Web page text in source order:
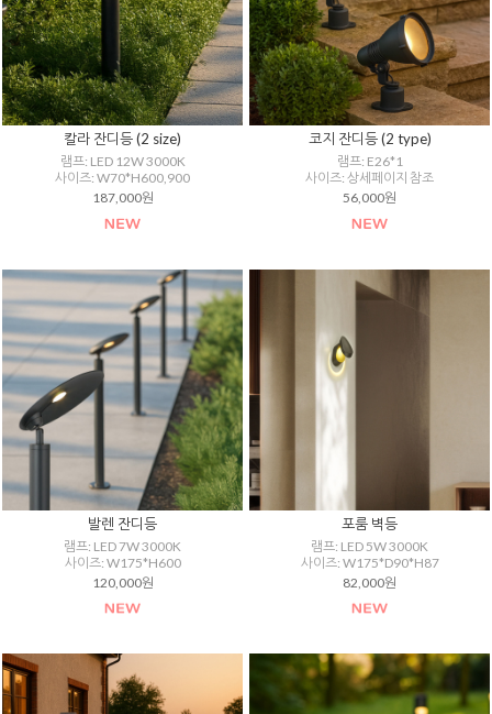
칼라 잔디등 (2 size)
램프: LED 12W 3000K
사이즈: W70*H600,900
187,000원
코지 잔디등 (2 type)
램프: E26*1
사이즈: 상세페이지 참조
56,000원
발렌 잔디등
램프: LED 7W 3000K
사이즈: W175*H600
120,000원
포룸 벽등
램프: LED 5W 3000K
사이즈: W175*D90*H87
82,000원